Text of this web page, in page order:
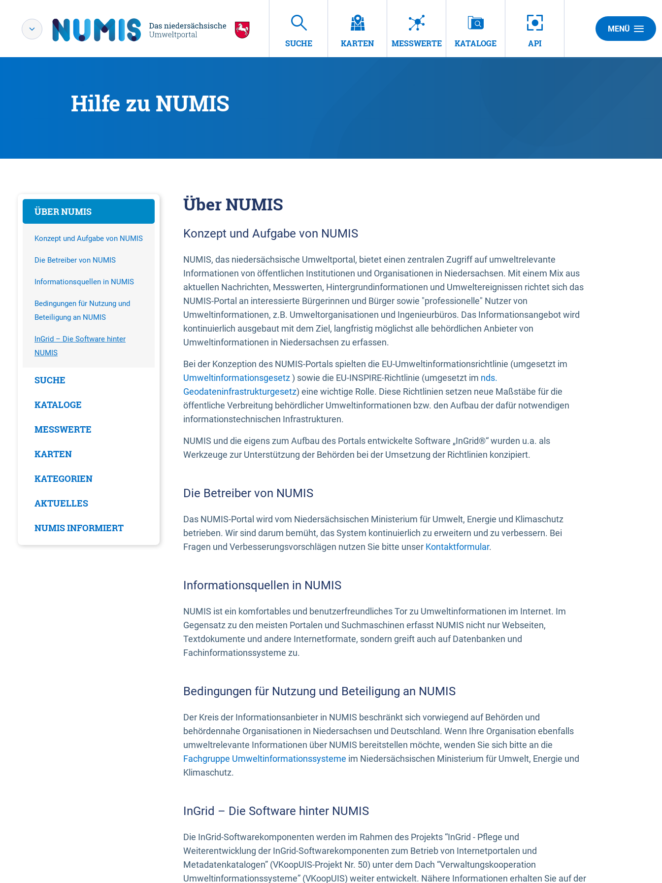
SUCHE KARTEN MESSWERTE KATALOGE API
MENÜ
Hilfe zu NUMIS
ÜBER NUMIS
Konzept und Aufgabe von NUMIS
Die Betreiber von NUMIS
Informationsquellen in NUMIS
Bedingungen für Nutzung und
Beteiligung an NUMIS
InGrid – Die Software hinter
NUMIS
SUCHE
KATALOGE
MESSWERTE
KARTEN
KATEGORIEN
AKTUELLES
NUMIS INFORMIERT
Über NUMIS
Konzept und Aufgabe von NUMIS
NUMIS, das niedersächsische Umweltportal, bietet einen zentralen Zugriff auf umweltrelevante
Informationen von öffentlichen Institutionen und Organisationen in Niedersachsen. Mit einem Mix aus
aktuellen Nachrichten, Messwerten, Hintergrundinformationen und Umweltereignissen richtet sich das
NUMIS-Portal an interessierte Bürgerinnen und Bürger sowie "professionelle" Nutzer von
Umweltinformationen, z.B. Umweltorganisationen und Ingenieurbüros. Das Informationsangebot wird
kontinuierlich ausgebaut mit dem Ziel, langfristig möglichst alle behördlichen Anbieter von
Umweltinformationen in Niedersachsen zu erfassen.
Bei der Konzeption des NUMIS-Portals spielten die EU-Umweltinformationsrichtlinie (umgesetzt im
Umweltinformationsgesetz) sowie die EU-INSPIRE-Richtlinie (umgesetzt im nds.
Geodateninfrastrukturgesetz) eine wichtige Rolle. Diese Richtlinien setzen neue Maßstäbe für die
öffentliche Verbreitung behördlicher Umweltinformationen bzw. den Aufbau der dafür notwendigen
informationstechnischen Infrastrukturen.
NUMIS und die eigens zum Aufbau des Portals entwickelte Software „InGrid®“ wurden u.a. als
Werkzeuge zur Unterstützung der Behörden bei der Umsetzung der Richtlinien konzipiert.
Die Betreiber von NUMIS
Das NUMIS-Portal wird vom Niedersächsischen Ministerium für Umwelt, Energie und Klimaschutz
betrieben. Wir sind darum bemüht, das System kontinuierlich zu erweitern und zu verbessern. Bei
Fragen und Verbesserungsvorschlägen nutzen Sie bitte unser Kontaktformular.
Informationsquellen in NUMIS
NUMIS ist ein komfortables und benutzerfreundliches Tor zu Umweltinformationen im Internet. Im
Gegensatz zu den meisten Portalen und Suchmaschinen erfasst NUMIS nicht nur Webseiten,
Textdokumente und andere Internetformate, sondern greift auch auf Datenbanken und
Fachinformationssysteme zu.
Bedingungen für Nutzung und Beteiligung an NUMIS
Der Kreis der Informationsanbieter in NUMIS beschränkt sich vorwiegend auf Behörden und
behördennahe Organisationen in Niedersachsen und Deutschland. Wenn Ihre Organisation ebenfalls
umweltrelevante Informationen über NUMIS bereitstellen möchte, wenden Sie sich bitte an die
Fachgruppe Umweltinformationssysteme im Niedersächsischen Ministerium für Umwelt, Energie und
Klimaschutz.
InGrid – Die Software hinter NUMIS
Die InGrid-Softwarekomponenten werden im Rahmen des Projekts “InGrid - Pflege und
Weiterentwicklung der InGrid-Softwarekomponenten zum Betrieb von Internetportalen und
Metadatenkatalogen” (VKoopUIS-Projekt Nr. 50) unter dem Dach “Verwaltungskooperation
Umweltinformationssysteme” (VKoopUIS) weiter entwickelt. Nähere Informationen erhalten Sie auf der